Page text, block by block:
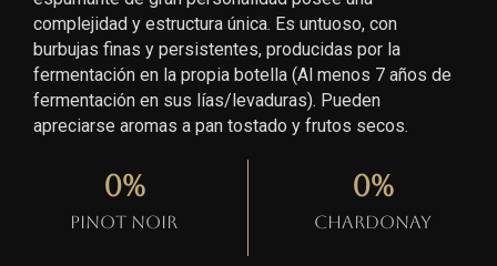
complejidad y estructura única. Es untuoso, con
burbujas finas y persistentes, producidas por la
fermentación en la propia botella (Al menos 7 años de
fermentación en sus lías/levaduras). Pueden
apreciarse aromas a pan tostado y frutos secos.
Pinot Noir
0%
Chardonay
0%